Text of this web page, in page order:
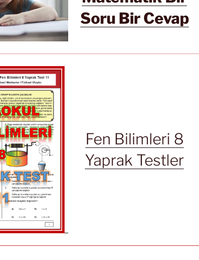
Soru Bir Cevap
Fen Bilimleri 8
Yaprak Testler